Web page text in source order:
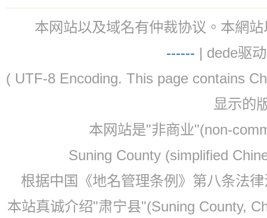
本网站以及域名有仲裁协议。本網
------ | dede驱
( UTF-8 Encoding. This page contains
显示的
本网站是"非商业"(non-
Suning County (simplified
根据中国《地名管理条例》第八条法
本站真诚介绍"肃宁县"(Suning County,